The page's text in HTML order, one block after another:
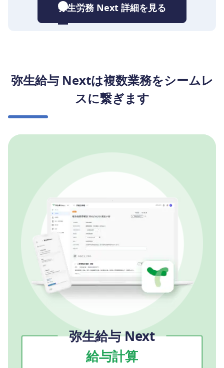
弥生労務 Next 詳細を見る
弥生給与 Nextは複数業務をシームレ
スに繋ぎます
弥生給与 Next
給与計算